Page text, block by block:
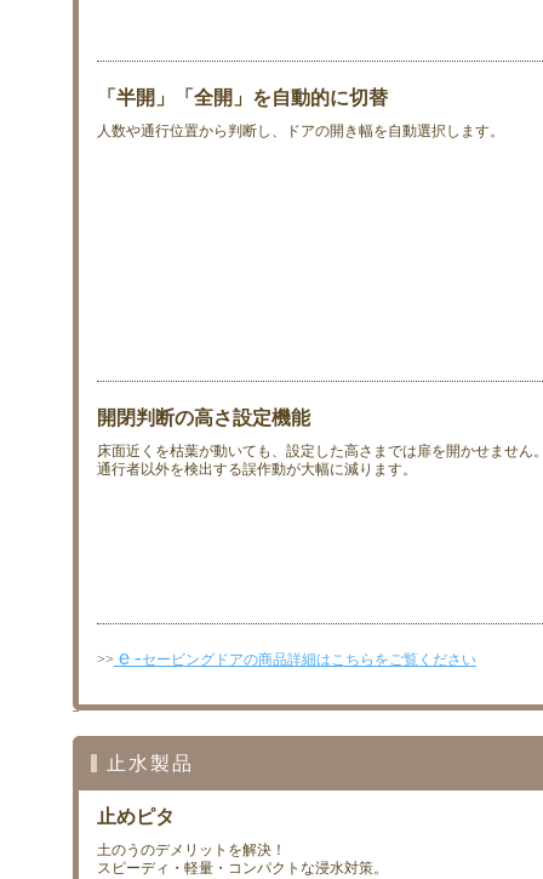
「半開」「全開」を自動的に切替
人数や通行位置から判断し、ドアの開き幅を自動選択します。
開閉判断の高さ設定機能
床面近くを枯葉が動いても、設定した高さまでは扉を開かせません
通行者以外を検出する誤作動が大幅に減ります。
>> ｅ-セービングドアの商品詳細はこちらをご覧ください
止水製品
止めピタ
土のうのデメリットを解決！
スピーディ・軽量・コンパクトな浸水対策。